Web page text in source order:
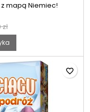
mapą Niemiec!
favorite_border